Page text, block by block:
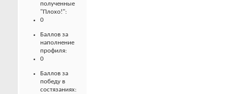
полученные
"Плохо!":
0
Баллов за
наполнение
профиля:
0
Баллов за
победу в
состязаниях: